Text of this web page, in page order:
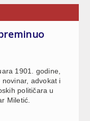
1901. godine,
advokat i
političara u
Miletić.